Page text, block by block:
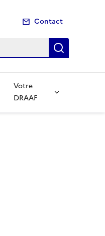
Contact
Votre
DRAAF